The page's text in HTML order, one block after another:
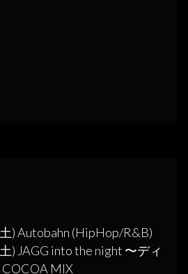
) Autobahn (HipHop/R&B)
) JAGG into the night 〜ディ
MIX